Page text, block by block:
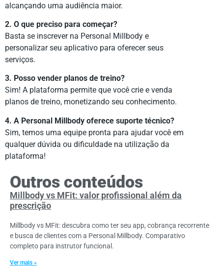
alcançando uma audiência maior.
2. O que preciso para começar?
Basta se inscrever na Personal Millbody e
personalizar seu aplicativo para oferecer seus
serviços.
3. Posso vender planos de treino?
Sim! A plataforma permite que você crie e venda
planos de treino, monetizando seu conhecimento.
4. A Personal Millbody oferece suporte técnico?
Sim, temos uma equipe pronta para ajudar você em
qualquer dúvida ou dificuldade na utilização da
plataforma!
Outros conteúdos
Millbody vs MFit: valor profissional além da
prescrição
Millbody vs MFit: descubra como ter seu app, cobrança recorrente
e busca de clientes com a Personal Millbody. Comparativo
completo para instrutor funcional.
Ver mais »